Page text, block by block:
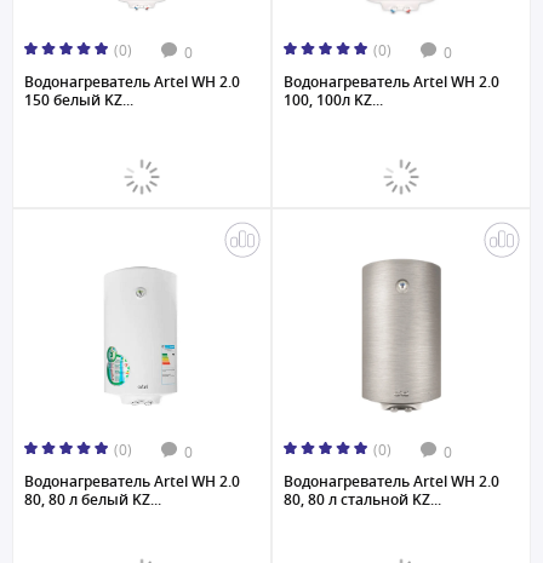
(0) 0
Водонагреватель Artel WH 2.0
150 белый KZ...
(0) 0
Водонагреватель Artel WH 2.0
100, 100л KZ...
(0) 0
Водонагреватель Artel WH 2.0
80, 80 л белый KZ...
(0) 0
Водонагреватель Artel WH 2.0
80, 80 л стальной KZ...